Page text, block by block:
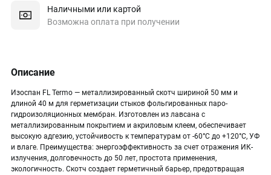
Наличными или картой
Возможна оплата при получении
Описание
Изоспан FL Termo — металлизированный скотч шириной 50 мм и
длиной 40 м для герметизации стыков фольгированных паро-
гидроизоляционных мембран. Изготовлен из лавсана с
металлизированным покрытием и акриловым клеем, обеспечивает
высокую адгезию, устойчивость к температурам от -60°C до +120°C, УФ
и влаге. Преимущества: энергоэффективность за счет отражения ИК-
излучения, долговечность до 50 лет, простота применения,
экологичность. Скотч создает герметичный барьер, предотвращая